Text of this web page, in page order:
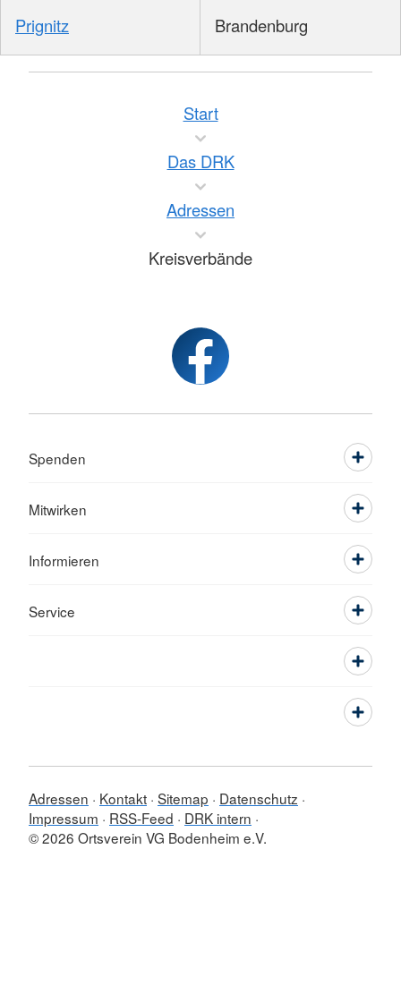
Prignitz Brandenburg
Start
Das DRK
Adressen
Kreisverbände
Spenden
Mitwirken
Informieren
Service
Adressen Kontakt Sitemap
Datenschutz
Impressum
RSS-Feed
DRK intern
© 2026 Ortsverein VG Bodenheim e.V.